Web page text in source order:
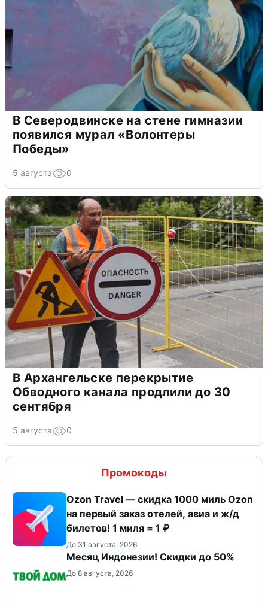
В Северодвинске на стене гимназии
появился мурал «Волонтеры
Победы»
5 августа 0
В Архангельске перекрытие
Обводного канала продлили до 30
сентября
5 августа 0
Промокоды
Ozon Travel — скидка 1000 миль Ozon
на первый заказ отелей, авиа и ж/д
билетов! 1 миля = 1 ₽
До 31 августа, 2026
Месяц Индонезии! Скидки до 50%
До 8 августа, 2026